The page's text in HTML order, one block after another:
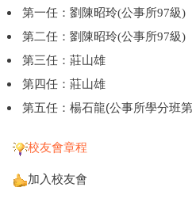
第一任：劉陳昭玲(公事所97級)
第二任：劉陳昭玲(公事所97級)
第三任：莊山雄
第四任：莊山雄
第五任：楊石龍(公事所學分班
校友會章程
加入校友會